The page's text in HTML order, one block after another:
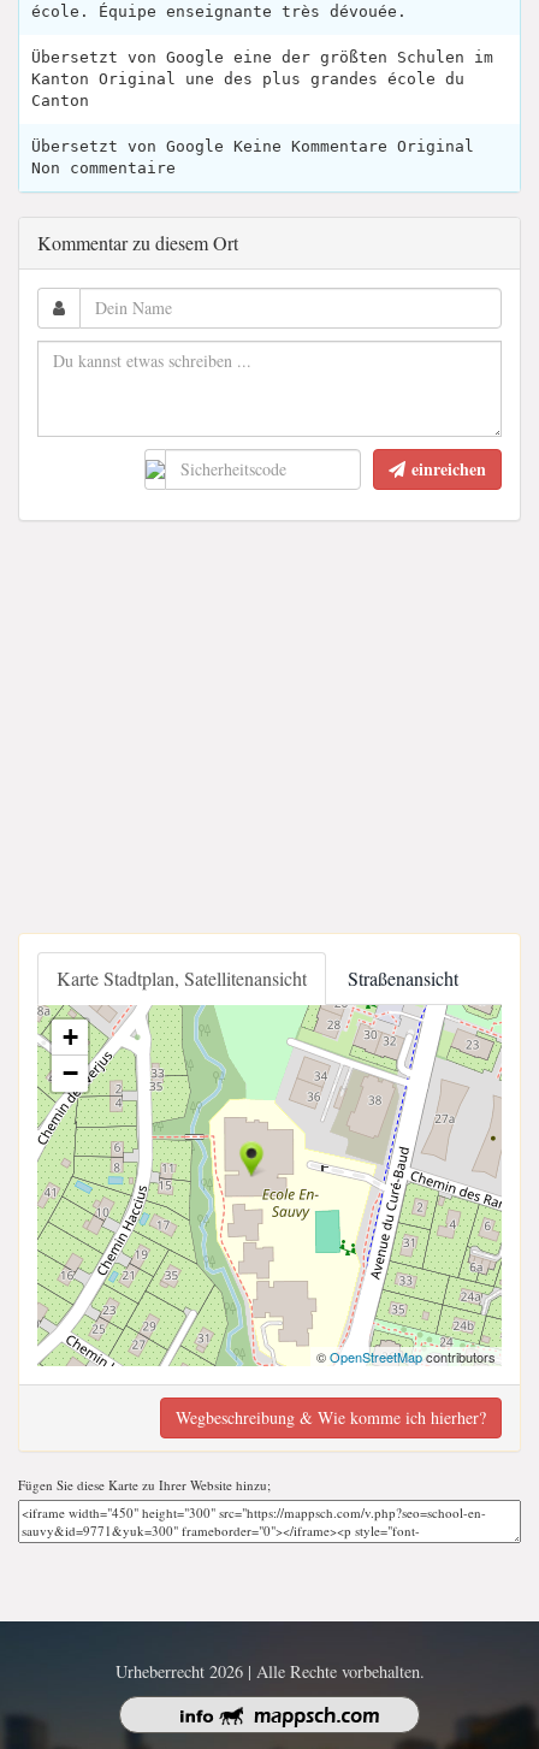
école. Équipe enseignante très dévouée.
Übersetzt von Google eine der größten Schulen im
Kanton Original une des plus grandes école du
Canton
Übersetzt von Google Keine Kommentare Original
Non commentaire
Kommentar zu diesem Ort
einreichen
Karte Stadtplan, Satellitenansicht Straßenansicht
+
−
©OpenStreetMapcontributors
Wegbeschreibung & Wie komme ich hierher?
Fügen Sie diese Karte zu Ihrer Website hinzu;
Urheberrecht 2026 | Alle Rechte vorbehalten.